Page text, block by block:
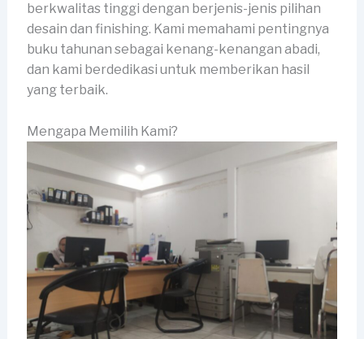
berkwalitas tinggi dengan berjenis-jenis pilihan
desain dan finishing. Kami memahami pentingnya
buku tahunan sebagai kenang-kenangan abadi,
dan kami berdedikasi untuk memberikan hasil
yang terbaik.
Mengapa Memilih Kami?